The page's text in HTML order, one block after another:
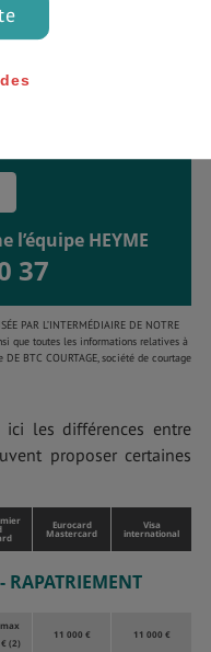
l’équipe HEYME
37
PAR L’INTERMÉDIAIRE DE NOTRE
que toutes les informations relatives à
BTC COURTAGE, société de courtage
ici les différences entre
proposer certaines
Eurocard
Mastercard
Visa
international
RAPATRIEMENT
(2)
11 000 € 11 000 €